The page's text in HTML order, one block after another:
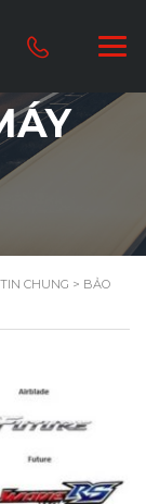
CHUNG > BẢO